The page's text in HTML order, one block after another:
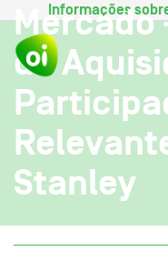
Informações
Mercado
de
Stanley